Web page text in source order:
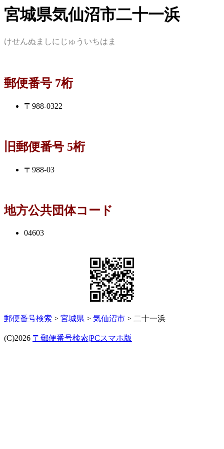
宮城県気仙沼市二十一浜
けせんぬましにじゅういちはま
郵便番号 7桁
〒988-0322
旧郵便番号 5桁
〒988-03
地方公共団体コード
04603
郵便番号検索 > 宮城県 > 気仙沼市 > 二十一浜
(C)2026 〒郵便番号検索|PCスマホ版